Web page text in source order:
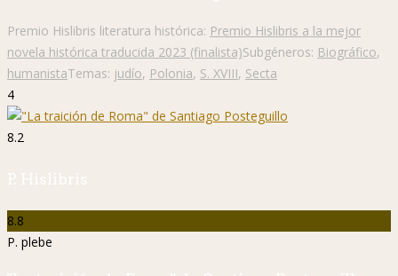
Premio Hislibris literatura histórica: Premio Hislibris a la mejor
novela histórica traducida 2023 (finalista)Subgéneros: Biográfico,
humanistaTemas: judío, Polonia, S. XVIII, Secta
4
8.2
P. Hislibris
8.8
P. plebe